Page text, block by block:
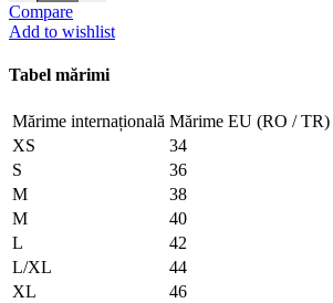
Compare
Add to wishlist
Tabel mărimi
Mărime internațională Mărime EU (RO / TR)
XS
34
S
36
M
38
M
40
L
42
L/XL
44
XL
46